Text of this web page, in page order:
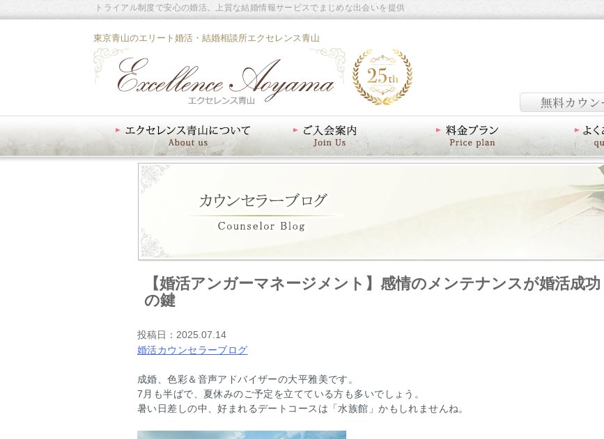
東京青山のエリート婚活・結婚相談所エクセレンス青山
トライアル制度で安心の婚活。上質な結婚情報サービスでまじめな出会いを提供
エクセレンス青山について
【婚活アンガーマネージメント】感情のメンテナンスが婚活成功
の鍵
投稿日： 2025.07.14
婚活カウンセラーブログ
成婚、色彩＆音声アドバイザーの大平雅美です。
7月も半ばで、夏休みのご予定を立てている方も多いでしょう。
暑い日差しの中、好まれるデートコースは「水族館」かもしれませんね。